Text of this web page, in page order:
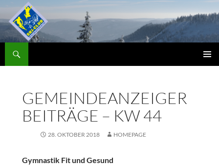
Zum
Inhalt
springen
Skiclub
GEMEINDEANZEIGER
BEITRÄGE – KW 44
28. OKTOBER 2018 HOMEPAGE
Gymnastik Fit und Gesund